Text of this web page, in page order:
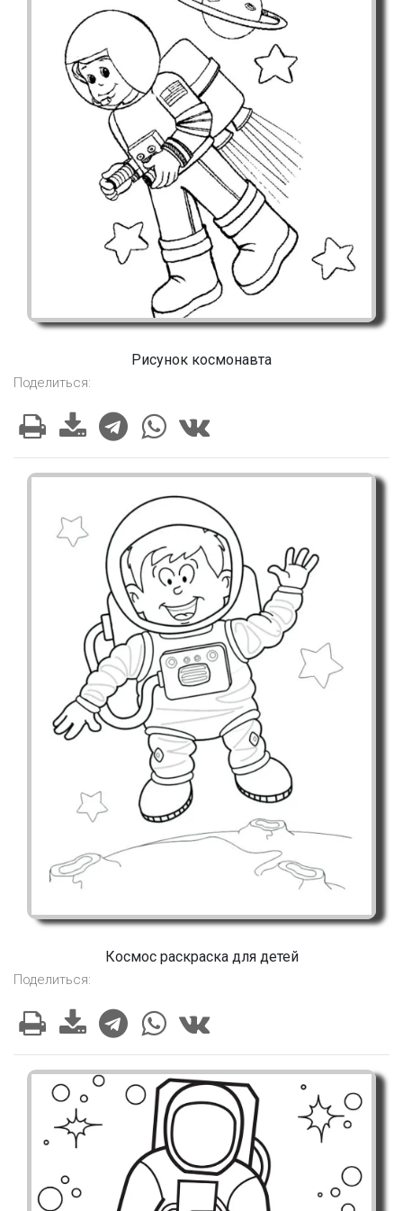
Рисунок космонавта
Поделиться:
Космос раскраска для детей
Поделиться: